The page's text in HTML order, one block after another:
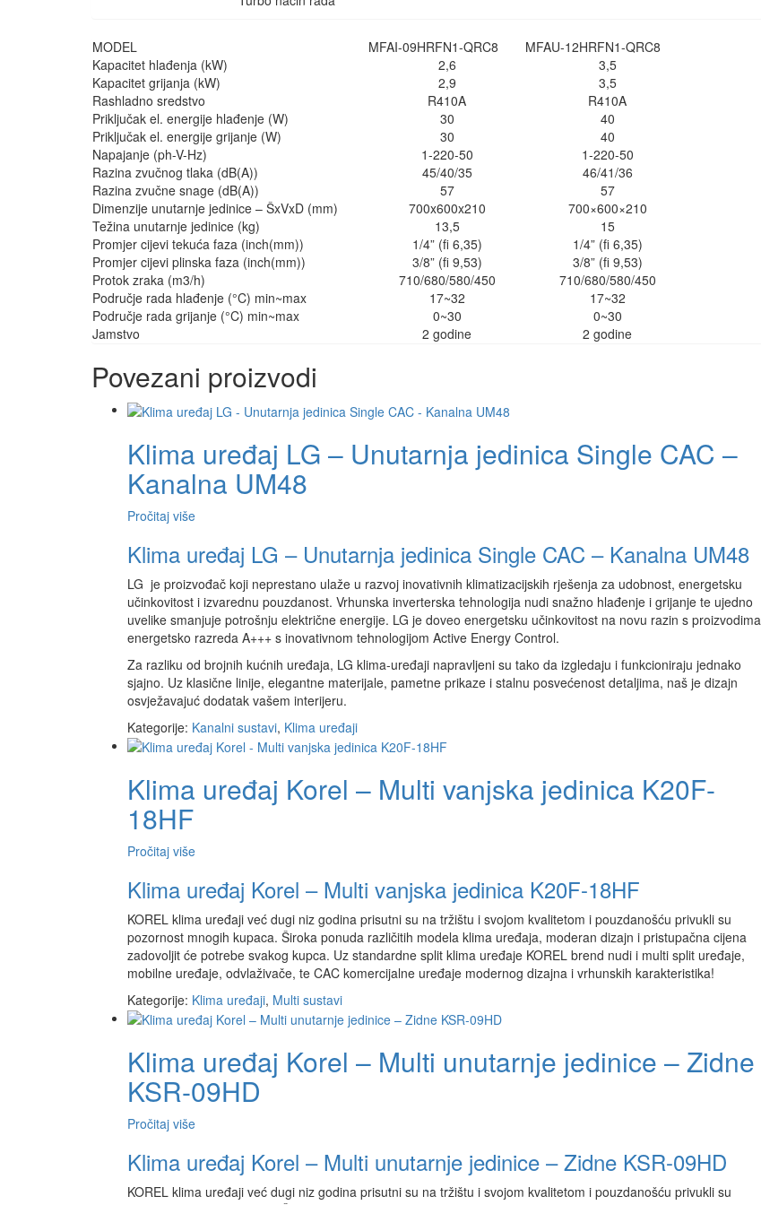
MODEL MFAI-09HRFN1-QRC8
MFAU-12HRFN1-QRC8
Kapacitet hlađenja (kW)
2,6
3,5
Kapacitet grijanja (kW)
2,9
3,5
Rashladno sredstvo
R410A
R410A
Priključak el. energije hlađenje (W)
30
40
Priključak el. energije grijanje (W)
30
40
Napajanje (ph-V-Hz)
1-220-50
1-220-50
Razina zvučnog tlaka (dB(A))
45/40/35
46/41/36
Razina zvučne snage (dB(A))
57
57
Dimenzije unutarnje jedinice – ŠxVxD (mm)
700x600x210
700×600×210
Težina unutarnje jedinice (kg)
13,5
15
Promjer cijevi tekuća faza (inch(mm))
1/4” (fi 6,35)
1/4” (fi 6,35)
Promjer cijevi plinska faza (inch(mm))
3/8” (fi 9,53)
3/8” (fi 9,53)
Protok zraka (m3/h)
710/680/580/450
710/680/580/450
Područje rada hlađenje (°C) min~max
17~32
17~32
Područje rada grijanje (°C) min~max
0~30
0~30
Jamstvo
2 godine 2 godine
Povezani proizvodi
Klima uređaj LG – Unutarnja jedinica Single CAC –
Kanalna UM48
Pročitaj više
Klima uređaj LG – Unutarnja jedinica Single CAC – Kanalna UM48
LG je proizvođač koji neprestano ulaže u razvoj inovativnih klimatizacijskih rješenja za udobnost, energetsku
učinkovitost i izvarednu pouzdanost. Vrhunska inverterska tehnologija nudi snažno hlađenje i grijanje te ujedno
uvelike smanjuje potrošnju električne energije. LG je doveo energetsku učinkovitost na novu razin s proizvodima
energetsko razreda A+++ s inovativnom tehnologijom Active Energy Control.
Za razliku od brojnih kućnih uređaja, LG klima-uređaji napravljeni su tako da izgledaju i funkcioniraju jednako
sjajno. Uz klasične linije, elegantne materijale, pametne prikaze i stalnu posvećenost detaljima, naš je dizajn
osvježavajuć dodatak vašem interijeru.
Kategorije: Kanalni sustavi, Klima uređaji
Klima uređaj Korel – Multi vanjska jedinica K20F-
18HF
Pročitaj više
Klima uređaj Korel – Multi vanjska jedinica K20F-18HF
KOREL klima uređaji već dugi niz godina prisutni su na tržištu i svojom kvalitetom i pouzdanošću privukli su
pozornost mnogih kupaca. Široka ponuda različitih modela klima uređaja, moderan dizajn i pristupačna cijena
zadovoljit će potrebe svakog kupca. Uz standardne split klima uređaje KOREL brend nudi i multi split uređaje,
mobilne uređaje, odvlaživače, te CAC komercijalne uređaje modernog dizajna i vrhunskih karakteristika!
Kategorije: Klima uređaji, Multi sustavi
Klima uređaj Korel – Multi unutarnje jedinice – Zidne
KSR-09HD
Pročitaj više
Klima uređaj Korel – Multi unutarnje jedinice – Zidne KSR-09HD
KOREL klima uređaji već dugi niz godina prisutni su na tržištu i svojom kvalitetom i pouzdanošću privukli su